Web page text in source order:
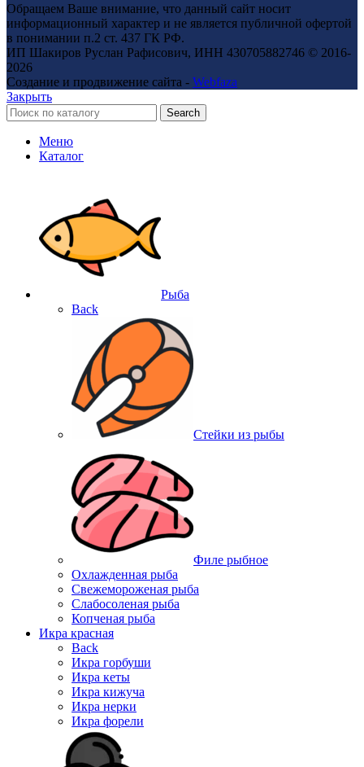
Обращаем Ваше внимание, что данный сайт носит
информационный характер и не является публичной офертой
в понимании п.2 ст. 437 ГК РФ.
ИП Шакиров Руслан Рафисович, ИНН 430705882746 © 2016-
2026
Создание и продвижение сайта - Webfaza
Закрыть
Search
Меню
Каталог
Рыба
Back
Стейки из рыбы
Филе рыбное
Охлажденная рыба
Свежемороженая рыба
Слабосоленая рыба
Копченая рыба
Икра красная
Back
Икра горбуши
Икра кеты
Икра кижуча
Икра нерки
Икра форели